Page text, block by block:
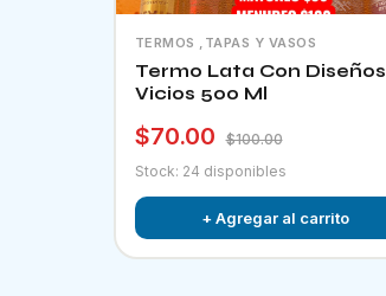
TERMOS ,TAPAS Y VASOS
Termo Lata Con Diseños
Vicios 500 Ml
$70.00
$100.00
Stock: 24 disponibles
+ Agregar al carrito